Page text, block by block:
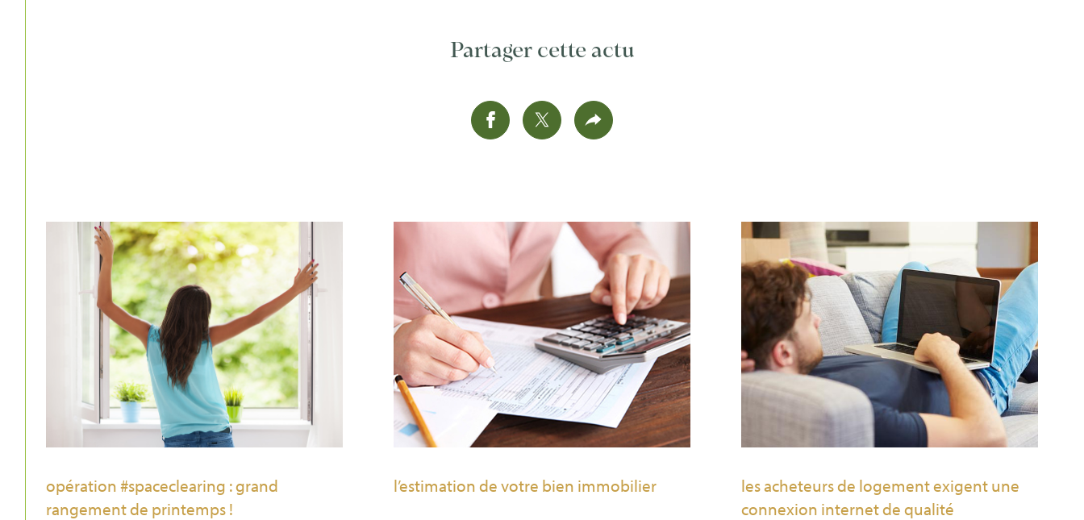
Partager cette actu
opération #spaceclearing : grand
rangement de printemps !
l’estimation de votre bien immobilier
les acheteurs de logement exigent une
connexion internet de qualité